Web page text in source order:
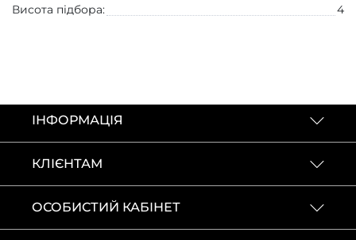
Висота підбора: 4
ІНФОРМАЦІЯ
КЛІЄНТАМ
ОСОБИСТИЙ КАБІНЕТ